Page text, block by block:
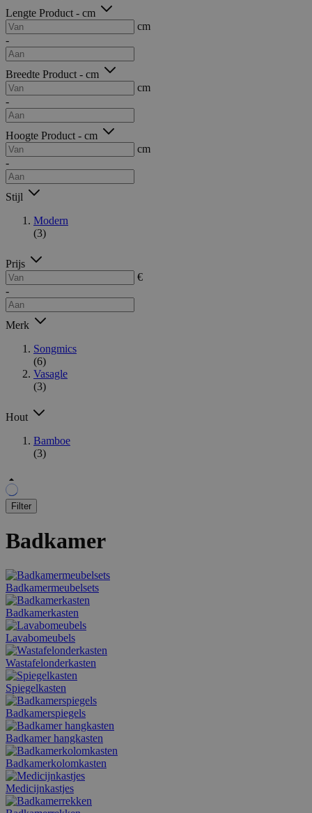
Lengte Product - cm
cm
-
Breedte Product - cm
cm
-
Hoogte Product - cm
cm
-
Stijl
Modern
(3)
Prijs
€
-
Merk
Songmics
(6)
Vasagle
(3)
Hout
Bamboe
(3)
Filter
Badkamer
Badkamermeubelsets
Badkamerkasten
Lavabomeubels
Wastafelonderkasten
Spiegelkasten
Badkamerspiegels
Badkamer hangkasten
Badkamerkolomkasten
Medicijnkastjes